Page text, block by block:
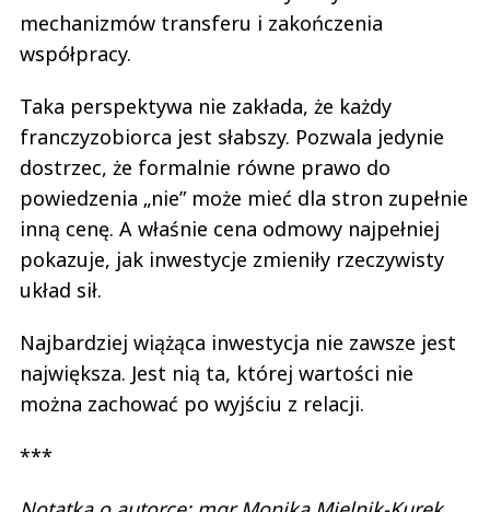
mechanizmów transferu i zakończenia
współpracy.
Taka perspektywa nie zakłada, że każdy
franczyzobiorca jest słabszy. Pozwala jedynie
dostrzec, że formalnie równe prawo do
powiedzenia „nie” może mieć dla stron zupełnie
inną cenę. A właśnie cena odmowy najpełniej
pokazuje, jak inwestycje zmieniły rzeczywisty
układ sił.
Najbardziej wiążąca inwestycja nie zawsze jest
największa. Jest nią ta, której wartości nie
można zachować po wyjściu z relacji.
***